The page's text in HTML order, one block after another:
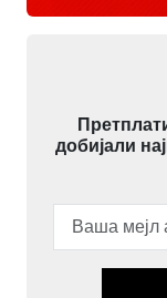
добијали